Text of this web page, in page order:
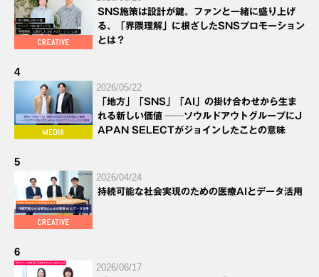
SNS施策は設計が鍵。ファンと一緒に盛り上げ
る、「界隈理解」に根ざしたSNSプロモーション
とは？
4
2026/05/22
「地方」「SNS」「AI」の掛け合わせから生ま
れる新しい価値 ──ソウルドアウトグループにJ
APAN SELECTがジョインしたことの意味
5
2026/04/24
持続可能な社会実現のための医療AIとデータ活用
6
2026/06/17